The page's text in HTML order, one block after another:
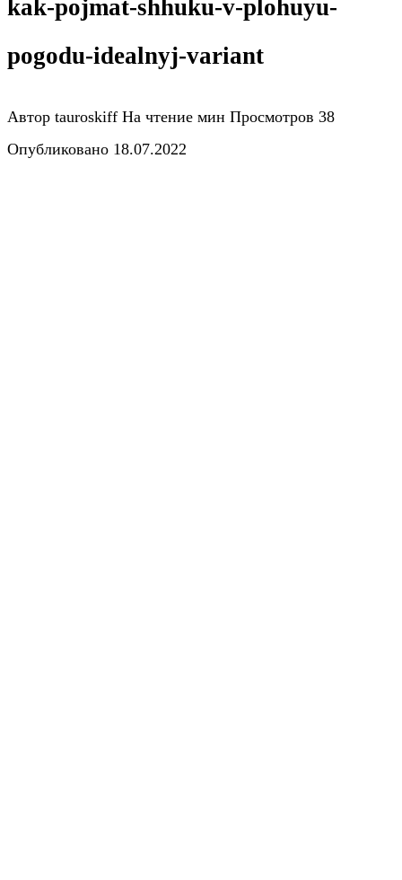
kak-pojmat-shhuku-v-plohuyu-
pogodu-idealnyj-variant
Автор tauroskiff На чтение мин Просмотров 38
Опубликовано 18.07.2022